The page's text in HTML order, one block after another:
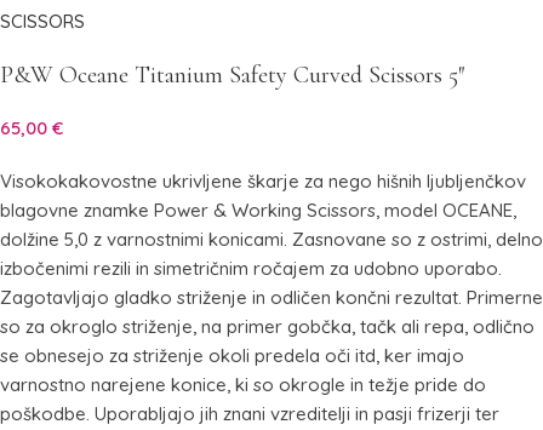
P&W Oceane Titanium Safety Curved Scissors 5″
65,00 €
Visokokakovostne ukrivljene škarje za nego hišnih ljubljenčkov
blagovne znamke Power & Working Scissors, model OCEANE,
dolžine 5,0 z varnostnimi konicami. Zasnovane so z ostrimi, delno
izbočenimi rezili in simetričnim ročajem za udobno uporabo.
Zagotavljajo gladko striženje in odličen končni rezultat. Primerne
so za okroglo striženje, na primer gobčka, tačk ali repa, odlično
se obnesejo za striženje okoli predela oči itd, ker imajo
varnostno narejene konice, ki so okrogle in težje pride do
poškodbe. Uporabljajo jih znani vzreditelji in pasji frizerji ter